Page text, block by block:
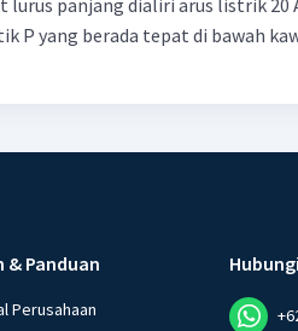
P yang berada tepat di bawah
& Panduan
Perusahaan